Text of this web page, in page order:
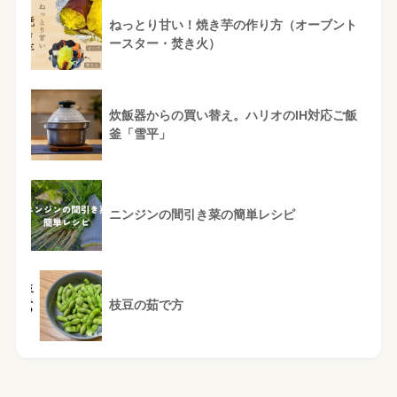
ねっとり甘い！焼き芋の作り方（オーブント
ースター・焚き火）
炊飯器からの買い替え。ハリオのIH対応ご飯
釜「雪平」
ニンジンの間引き菜の簡単レシピ
枝豆の茹で方